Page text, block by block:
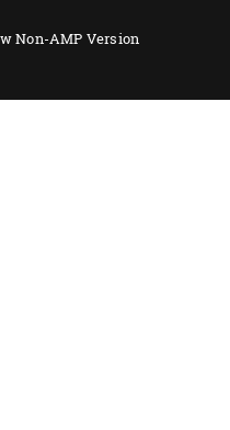
Non-AMP Version